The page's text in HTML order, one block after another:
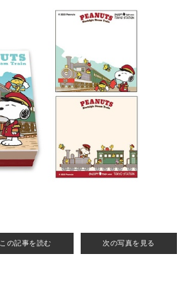
この記事を読む 次の写真を見る